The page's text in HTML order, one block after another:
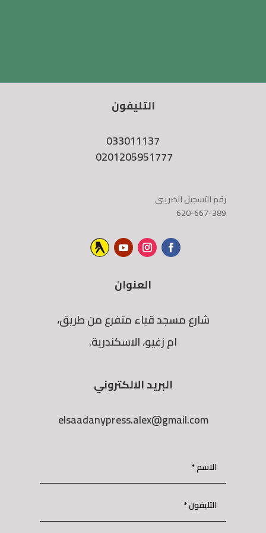
التليفون
033011137
0201205951777
رقم التسجيل الضريبى
620-667-389
العنوان
شارع مسجد قباء متفرع من طريق،
ام زغيو، الاسكندرية.
البريد الالكتروني
elsaadanypress.alex@gmail.com